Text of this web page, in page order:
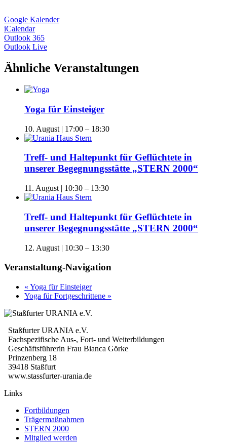
Google Kalender
iCalendar
Outlook 365
Outlook Live
Ähnliche Veranstaltungen
Yoga für Einsteiger
10. August | 17:00 – 18:30
Treff- und Haltepunkt für Geflüchtete in
unserer Begegnungsstätte „STERN 2000“
11. August | 10:30 – 13:30
Treff- und Haltepunkt für Geflüchtete in
unserer Begegnungsstätte „STERN 2000“
12. August | 10:30 – 13:30
Veranstaltung-Navigation
« Yoga für Einsteiger
Yoga für Fortgeschrittene »
Staßfurter URANIA e.V.
Fachspezifische Aus-, Fort- und Weiterbildungen
Geschäftsführerin Frau Bianca Görke
Prinzenberg 18
39418 Staßfurt
www.stassfurter-urania.de
Links
Fortbildungen
Trägermaßnahmen
STERN 2000
Mitglied werden